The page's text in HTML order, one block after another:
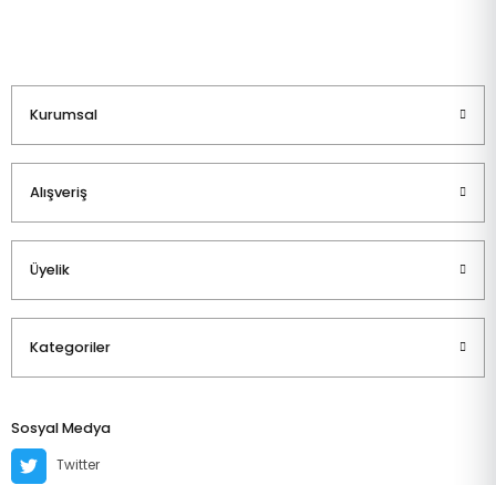
Kurumsal
Alışveriş
Üyelik
Kategoriler
Sosyal Medya
Twitter